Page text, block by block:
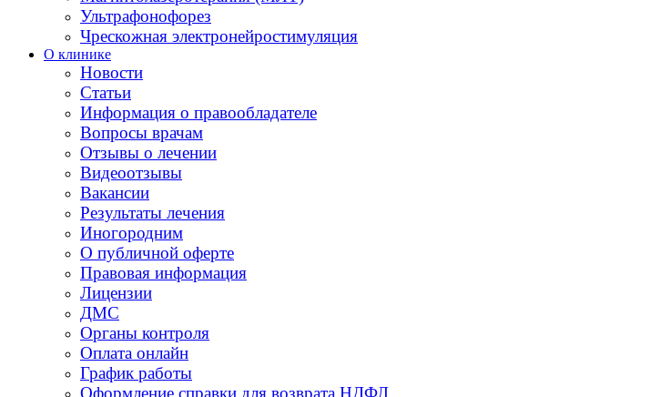
Ультрафонофорез
Чрескожная электронейростимуляция
О клинике
Новости
Статьи
Информация о правообладателе
Вопросы врачам
Отзывы о лечении
Видеоотзывы
Вакансии
Результаты лечения
Иногородним
О публичной оферте
Правовая информация
Лицензии
ДМС
Органы контроля
Оплата онлайн
График работы
Оформление справки для возврата НДФЛ